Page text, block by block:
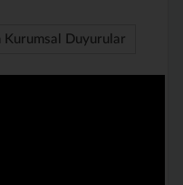
Kurumsal Duyurular